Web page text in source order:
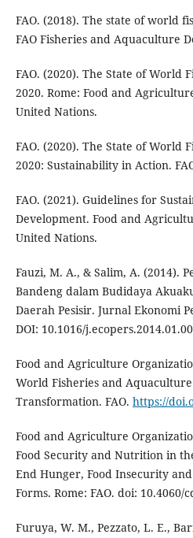
FAO. (2018). The state of world
FAO Fisheries and Aquaculture
FAO. (2020). The State of World
2020. Rome: Food and
United Nations.
FAO. (2020). The State of World
2020: Sustainability in Action.
FAO. (2021). Guidelines for
Development. Food and
United Nations.
Fauzi, M. A., & Salim, A. (2014).
Bandeng dalam Budidaya
Daerah Pesisir. Jurnal Ekonomi
DOI: 10.1016/
Food and Agriculture
World Fisheries and
Transformation. FAO. https://
Food and Agriculture
Food Security and Nutrition in
End Hunger, Food Insecurity
Forms. Rome: FAO. doi: 10.4060/
Furuya, W. M., Pezzato, L. E.,